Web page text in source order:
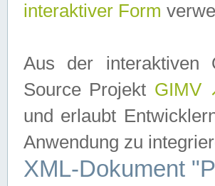
interaktiver Form
Aus der interaktiven
Source Projekt GIMV
und erlaubt
Anwendung zu
XML-Dokument